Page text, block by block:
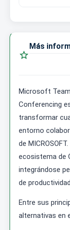

Más
Microsoft
Conferencing
transformar
entorno
de
ecosistema de
integrándose
de
Entre sus
alternativas en